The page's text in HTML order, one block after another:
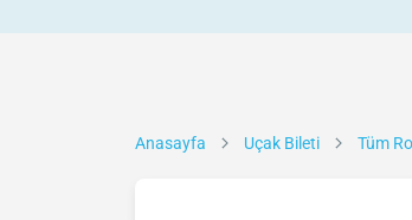
Anasayfa Uçak Bileti Tüm